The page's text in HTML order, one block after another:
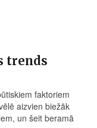
trends
faktoriem
aizvien biežāk
un šeit beramā